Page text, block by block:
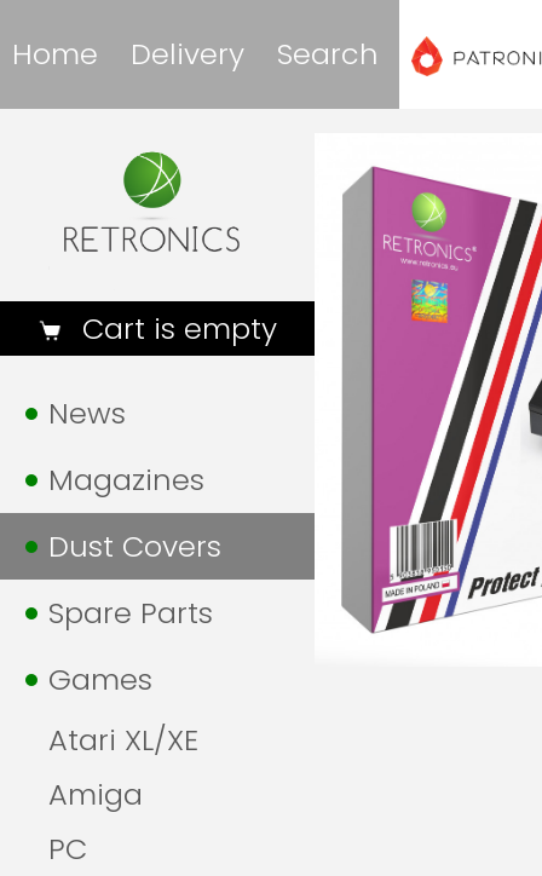
Home Delivery Search
Cart is empty
News
Magazines
Dust Covers
Spare Parts
Games
Atari XL/XE
Amiga
PC